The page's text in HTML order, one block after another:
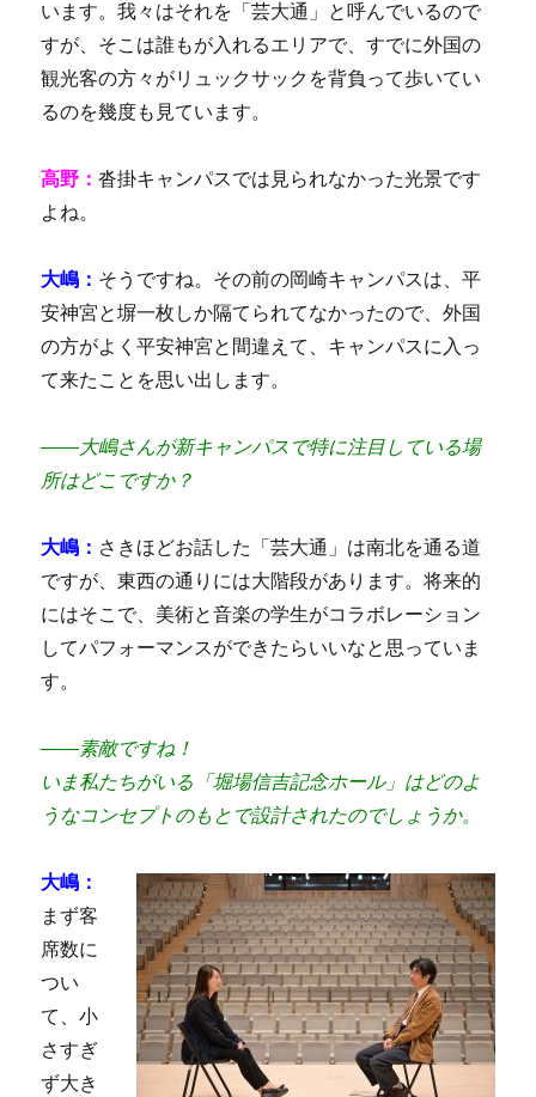
います。我々はそれを「芸大通」と呼んでいるので
すが、そこは誰もが入れるエリアで、すでに外国の
観光客の方々がリュックサックを背負って歩いてい
るのを幾度も見ています。
高野：沓掛キャンパスでは見られなかった光景です
よね。
大嶋： そうですね。その前の岡崎キャンパスは、平
安神宮と塀一枚しか隔てられてなかったので、外国
の方がよく平安神宮と間違えて、キャンパスに入っ
て来たことを思い出します。
――大嶋さんが新キャンパスで特に注目している場
所はどこですか？
大嶋： さきほどお話した「芸大通」は南北を通る道
ですが、東西の通りには大階段があります。将来的
にはそこで、美術と音楽の学生がコラボレーション
してパフォーマンスができたらいいなと思っていま
す。
――素敵ですね！
いま私たちがいる「堀場信吉記念ホール」はどのよ
うなコンセプトのもとで設計されたのでしょうか。
大嶋：
まず客
席数に
つい
て、小
さすぎ
ず大き